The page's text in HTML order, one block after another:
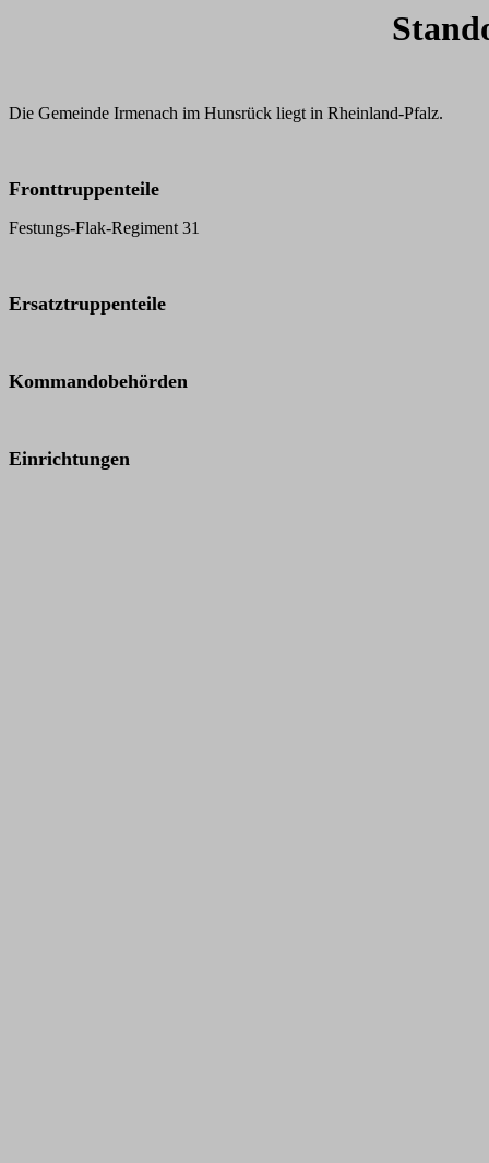
Die Gemeinde Irmenach im Hunsrück liegt in Rheinland-Pfalz.
Fronttruppenteile
Festungs-Flak-Regiment 31
Ersatztruppenteile
Kommandobehörden
Einrichtungen